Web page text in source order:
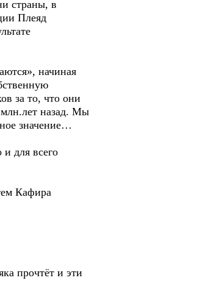
страны, в
Плеяд
начиная
за то, что они
млн.лет назад. Мы
значение…
для всего
Кафира
прочтёт и эти